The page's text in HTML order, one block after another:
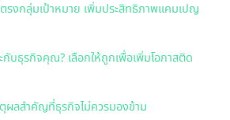
รงกลุ่มเป้าหมาย เพิ่มประสิทธิภาพแคมเปญ
ะกับธุรกิจคุณ? เลือกให้ถูกเพื่อเพิ่มโอกาสติด
ตุผลสำคัญที่ธุรกิจไม่ควรมองข้าม